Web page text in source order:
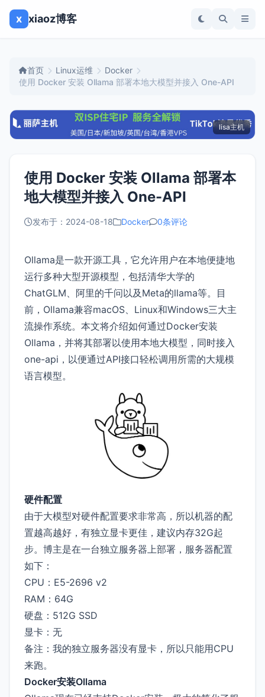
x xiaoz博客
首页 Linux运维
Docker
使用 Docker 安装 Ollama 部署本地大模型并接入 One-API
lisa主机
使用 Docker 安装 Ollama 部署本
地大模型并接入 One-API
发布于：2024-08-18 Docker 0条评论
Ollama是一款开源工具，它允许用户在本地便捷地
运行多种大型开源模型，包括清华大学的
ChatGLM、阿里的千问以及Meta的llama等。目
前，Ollama兼容macOS、Linux和Windows三大主
流操作系统。本文将介绍如何通过Docker安装
Ollama，并将其部署以使用本地大模型，同时接入
one-api，以便通过API接口轻松调用所需的大规模
语言模型。
硬件配置
由于大模型对硬件配置要求非常高，所以机器的配
置越高越好，有独立显卡更佳，建议内存32G起
步。博主是在一台独立服务器上部署，服务器配置
如下：
CPU：E5-2696 v2
RAM：64G
硬盘：512G SSD
显卡：无
备注：我的独立服务器没有显卡，所以只能用CPU
来跑。
Docker安装Ollama